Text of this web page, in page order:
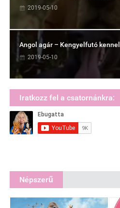
2019-05-10
Angol agár – Kengyelfutó kennel
2019-05-10
Iratkozz fel a csatornánkra:
Népszerű